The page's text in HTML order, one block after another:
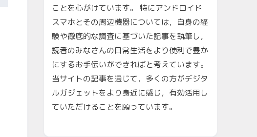
ことを心がけています。 特にアンドロイド
スマホとその周辺機器については，自身の経
験や徹底的な調査に基づいた記事を執筆し，
読者のみなさんの日常生活をより便利で豊か
にするお手伝いができればと考えています。
当サイトの記事を通じて，多くの方がデジタ
ルガジェットをより身近に感じ，有効活用し
ていただけることを願っています。